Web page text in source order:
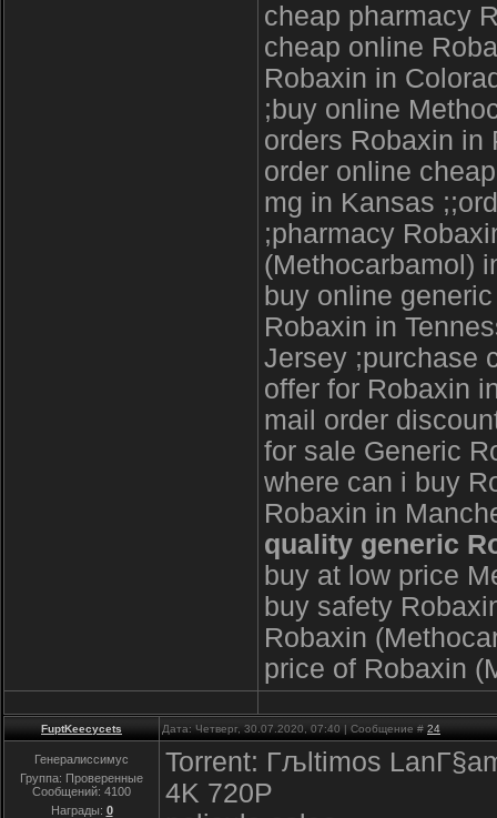
cheap pharmacy
cheap online
Robaxin in
;buy online
orders Robaxin in
order online
mg in Kansas
;pharmacy
(Methocarbamol)
buy online
Robaxin in
Jersey ;purchase
offer for Robaxin
mail order
for sale Generic
where can i buy
Robaxin in
quality generic
buy at low price
buy safety
Robaxin
price of Robaxin
FuptKeecycets Дата: Четверг, 30.07.2020, 07:40 | Сообщение # 24
Генералиссимус
Группа: Проверенные
Сообщений: 4100
Награды: 0
Torrent: Гљltimos
4K 720P